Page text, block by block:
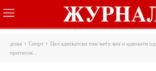
дома Спорт
Цел адвокатски тим меѓу кои и адвокати од
притисок...